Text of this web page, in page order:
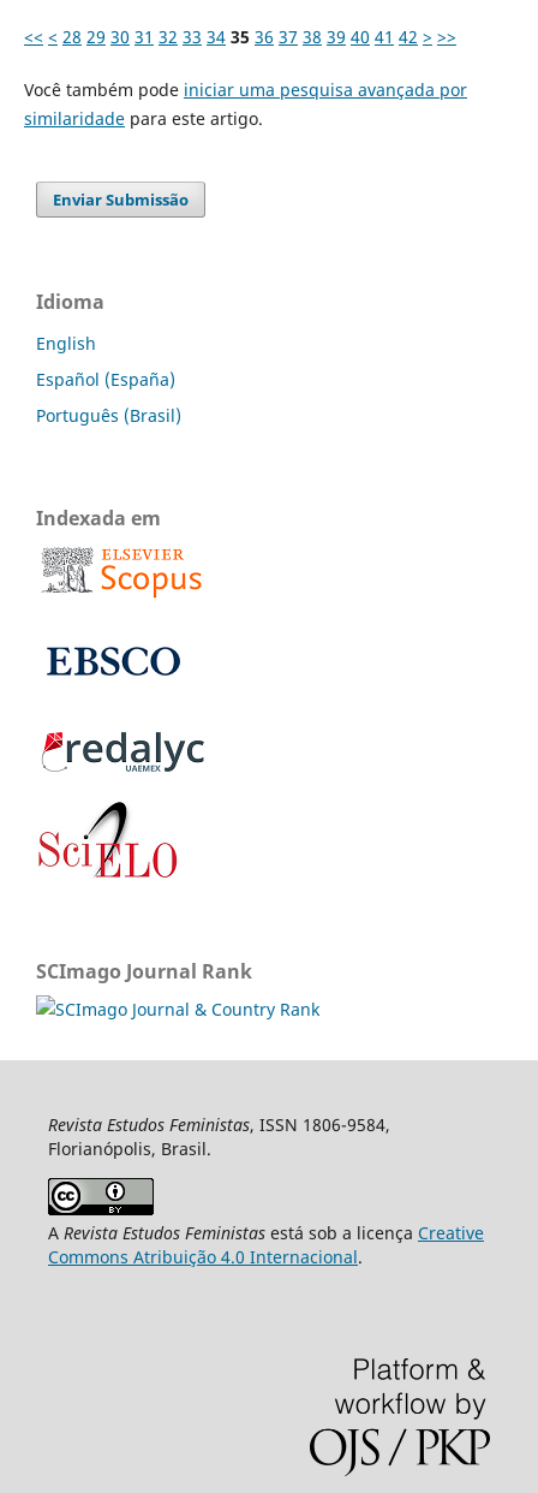
<< < 28 29 30 31 32 33 34 35 36 37 38 39 40 41 42 > >>
Você também pode iniciar uma pesquisa avançada por
similaridadepara este artigo.
Enviar Submissão
Idioma
English
Español (España)
Português (Brasil)
Indexada em
SCImago Journal Rank
Revista Estudos Feministas, ISSN 1806-9584,
Florianópolis, Brasil.
A Revista Estudos Feministasestá sob a licença Creative
Commons Atribuição 4.0 Internacional.